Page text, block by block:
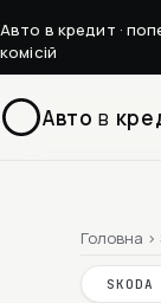
Авто в кредит ·
комісій
Авто в
Головна ›